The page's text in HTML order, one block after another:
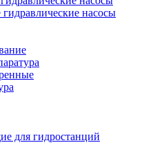
насосы
для гидростанций